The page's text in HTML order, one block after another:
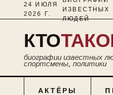
24 ИЮЛЯ
2026 Г.
ИЗВЕСТНЫХ
ЛЮДЕЙ
КТО
биографии известных
спортсмены, политики
АКТЁРЫ